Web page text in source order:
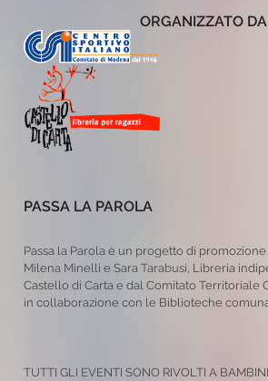
ORGANIZZATO DA
PASSA LA PAROLA
Passa la Parola è un progetto di
Milena Minelli e Sara Tarabusi, Libreria
Castello di Carta e dal Comitato Territoriale
in collaborazione con le Biblioteche
TUTTI GLI EVENTI SONO RIVOLTI A